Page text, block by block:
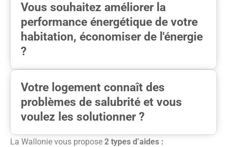
Vous souhaitez améliorer la
performance énergétique de votre
habitation, économiser de l'énergie
?
Votre logement connaît des
problèmes de salubrité et vous
voulez les solutionner ?
La Wallonie vous propose 2 types d’aides :